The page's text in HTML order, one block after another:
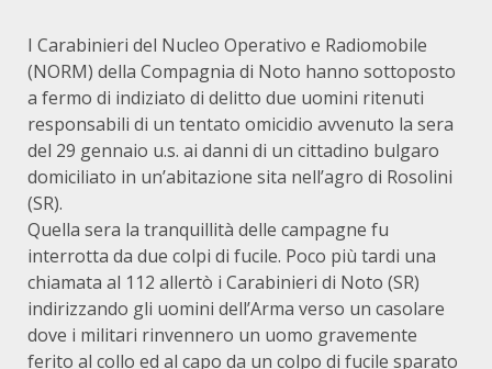
I Carabinieri del Nucleo Operativo e Radiomobile
(NORM) della Compagnia di Noto hanno sottoposto
a fermo di indiziato di delitto due uomini ritenuti
responsabili di un tentato omicidio avvenuto la sera
del 29 gennaio u.s. ai danni di un cittadino bulgaro
domiciliato in un’abitazione sita nell’agro di Rosolini
(SR).
Quella sera la tranquillità delle campagne fu
interrotta da due colpi di fucile. Poco più tardi una
chiamata al 112 allertò i Carabinieri di Noto (SR)
indirizzando gli uomini dell’Arma verso un casolare
dove i militari rinvennero un uomo gravemente
ferito al collo ed al capo da un colpo di fucile sparato